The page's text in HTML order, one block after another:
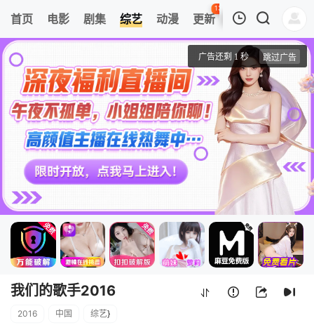
首页 电影 剧集 综艺 动漫 更新
131
热榜 APP
第20160115期
我们的歌手2016
清空
我们的歌手2016
2016 中国 综艺}